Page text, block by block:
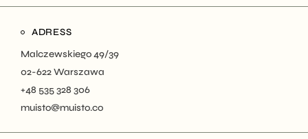
ADRESS
Malczewskiego 49/39
02-622 Warszawa
+48 535 328 306
muisto@muisto.co